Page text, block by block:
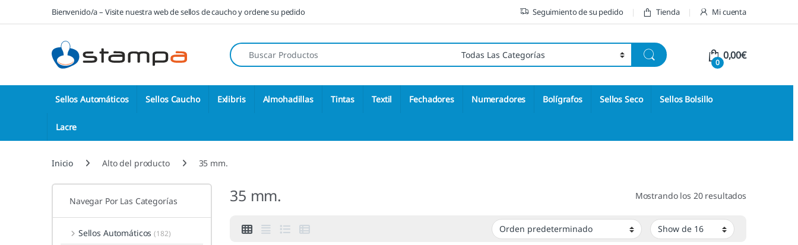
Saltar a la navegación
Saltar al contenidoBienvenido/a – Visite nuestra web de sellos de caucho y ordene su pedido Seguimiento de su pedido Tienda Mi cuenta
Búsqueda de:
0
0,00€
Sellos Automáticos Sellos Caucho Exlibris Almohadillas Tintas Textil Fechadores Numeradores Bolígrafos Sellos Seco Sellos Bolsillo
Lacre
Inicio Alto del producto 35 mm.
35 mm. Mostrando los 20 resultados
Navegar Por Las Categorías
Sellos Automáticos(182)